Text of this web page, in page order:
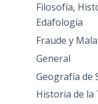
Filosofía,
Edafología
Fraude y
General
Geografía de
Historia de la